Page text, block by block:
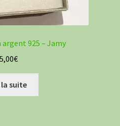
argent 925 – Jamy
€
la suite